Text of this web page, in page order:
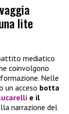
lite
mediatico
coinvolgono
Nelle
un acceso botta
e il
narrazione del